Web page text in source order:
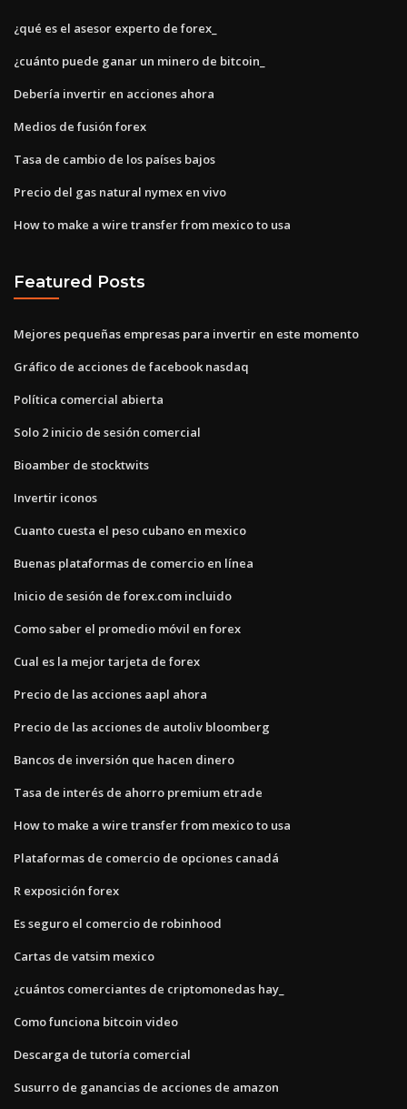
¿qué es el asesor experto de forex_
¿cuánto puede ganar un minero de bitcoin_
Debería invertir en acciones ahora
Medios de fusión forex
Tasa de cambio de los países bajos
Precio del gas natural nymex en vivo
How to make a wire transfer from mexico to usa
Featured Posts
Mejores pequeñas empresas para invertir en este momento
Gráfico de acciones de facebook nasdaq
Política comercial abierta
Solo 2 inicio de sesión comercial
Bioamber de stocktwits
Invertir iconos
Cuanto cuesta el peso cubano en mexico
Buenas plataformas de comercio en línea
Inicio de sesión de forex.com incluido
Como saber el promedio móvil en forex
Cual es la mejor tarjeta de forex
Precio de las acciones aapl ahora
Precio de las acciones de autoliv bloomberg
Bancos de inversión que hacen dinero
Tasa de interés de ahorro premium etrade
How to make a wire transfer from mexico to usa
Plataformas de comercio de opciones canadá
R exposición forex
Es seguro el comercio de robinhood
Cartas de vatsim mexico
¿cuántos comerciantes de criptomonedas hay_
Como funciona bitcoin video
Descarga de tutoría comercial
Susurro de ganancias de acciones de amazon